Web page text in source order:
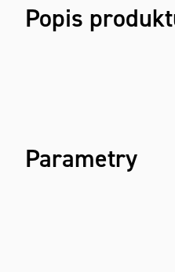
Popis
Parametry